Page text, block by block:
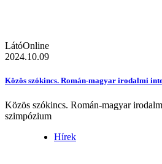
LátóOnline
2024.10.09
Közös szókincs. Román-magyar irodalmi
Közös szókincs. Román-magyar
szimpózium
Hírek